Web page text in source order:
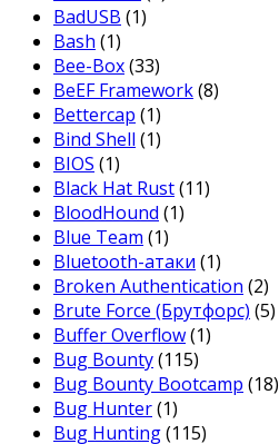
BadUSB (1)
Bash (1)
Bee-Box(33)
BeEF Framework(8)
Bettercap (1)
Bind Shell (1)
BIOS (1)
Black Hat Rust(11)
BloodHound (1)
Blue Team (1)
Bluetooth-атаки (1)
Broken Authentication (2)
Brute Force (Брутфорс) (5)
Buffer Overflow(1)
Bug Bounty(115)
Bug Bounty Bootcamp (18)
Bug Hunter(1)
Bug Hunting(115)